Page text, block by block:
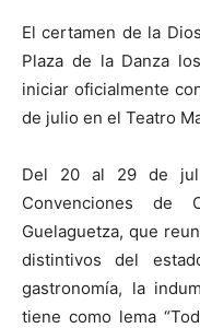
El certamen de la
Plaza de la Danza
iniciar oficialmente
de julio en el Teatro
Del 20 al 29 de
Convenciones de
Guelaguetza, que
distintivos del
gastronomía, la
tiene como lema